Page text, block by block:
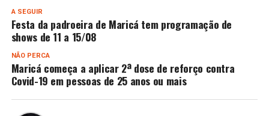
A SEGUIR
Festa da padroeira de Maricá tem programação de
shows de 11 a 15/08
NÃO PERCA
Maricá começa a aplicar 2ª dose de reforço contra
Covid-19 em pessoas de 25 anos ou mais